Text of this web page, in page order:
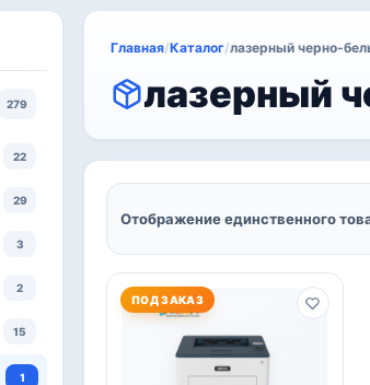
279
22
29
3
2
15
1
Главная/Каталог/лазерный черно-
лазерный
Отображение единственного
ПОД ЗАКАЗ